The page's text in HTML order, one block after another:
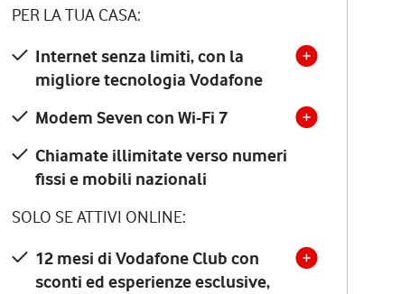
PER LA TUA CASA:
Internet senza limiti, con la
migliore tecnologia Vodafone
Modem Seven con Wi-Fi 7
Chiamate illimitate verso numeri
fissi e mobili nazionali
SOLO SE ATTIVI ONLINE:
12 mesi di Vodafone Club con
sconti ed esperienze esclusive,